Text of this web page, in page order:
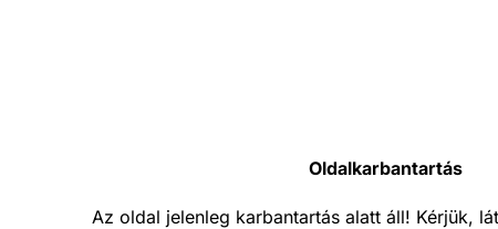
Oldalkarbantartás
Az oldal jelenleg karbantartás alatt áll! Kérjük,